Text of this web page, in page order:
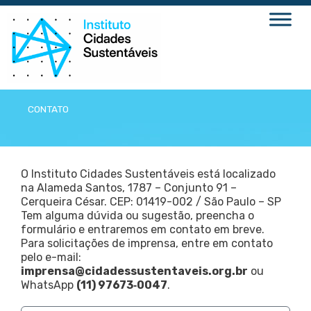
Ir
para
conteúdo
CONTATO
O Instituto Cidades Sustentáveis está localizado
na Alameda Santos, 1787 – Conjunto 91 –
Cerqueira César. CEP: 01419-002 / São Paulo – SP
Tem alguma dúvida ou sugestão, preencha o
formulário e entraremos em contato em breve.
Para solicitações de imprensa, entre em contato
pelo e-mail:
imprensa@cidadessustentaveis.org.br ou
WhatsApp (11) 97673‑0047.